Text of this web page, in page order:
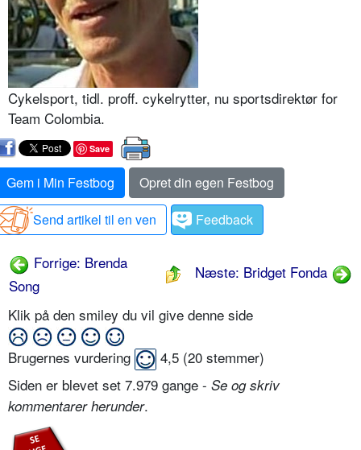
Cykelsport, tidl. proff. cykelrytter, nu sportsdirektør for
Team Colombia.
Save
Gem i Min Festbog
Opret din egen Festbog
Send artikel til en ven
Feedback
Forrige: Brenda
Song
Næste: Bridget Fonda
Klik på den smiley du vil give denne side
Brugernes vurdering 4,5 (20 stemmer)
Siden er blevet set 7.979 gange - Se og skriv
kommentarer herunder.